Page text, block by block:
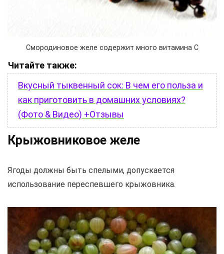
Смородиновое желе содержит много витамина С
Читайте также:
Вкусный тыквенный сок: В чем его польза и
как приготовить в домашних условиях?
(Фото & Видео) +Отзывы
Крыжовниковое желе
Ягоды должны быть спелыми, допускается
использование переспевшего крыжовника.